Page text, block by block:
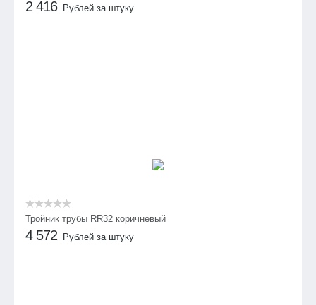
2 416 Рублей за штуку
Тройник трубы RR32 коричневый
4 572 Рублей за штуку